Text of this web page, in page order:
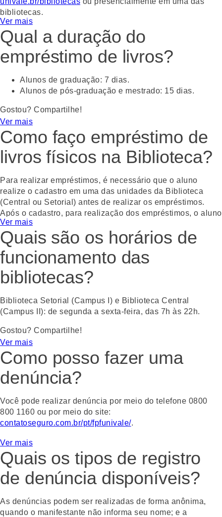
bibliotecas.
Gostou? Compartilhe!
WhatsApp
Facebook
Twitter
Email
Ver mais
Qual a duração do
empréstimo de livros?
Alunos de graduação: 7 dias.
Alunos de pós-graduação e mestrado: 15 dias.
Gostou? Compartilhe!
WhatsApp
Facebook
Twitter
Email
Ver mais
Como faço empréstimo de
livros físicos na Biblioteca?
Para realizar empréstimos, é necessário que o aluno
realize o cadastro em uma das unidades da Biblioteca
(Central ou Setorial) antes de realizar os empréstimos.
Após o cadastro, para realização dos empréstimos, o aluno
deve apresentar a carteirinha de estudante ou um
documento de identificação com foto no balcão.
Gostou? Compartilhe!
WhatsApp
Facebook
Twitter
Email
Ver mais
Quais são os horários de
funcionamento das
bibliotecas?
Biblioteca Setorial (Campus I) e Biblioteca Central
(Campus II): de segunda a sexta-feira, das 7h às 22h.
Gostou? Compartilhe!
WhatsApp
Facebook
Twitter
Email
Ver mais
Como posso fazer uma
denúncia?
Você pode realizar denúncia por meio do telefone 0800
800 1160 ou por meio do site:
contatoseguro.com.br/pt/fpfunivale/.
Gostou? Compartilhe!
WhatsApp
Facebook
Twitter
Email
Ver mais
Quais os tipos de registro
de denúncia disponíveis?
As denúncias podem ser realizadas de forma anônima,
quando o manifestante não informa seu nome; e a